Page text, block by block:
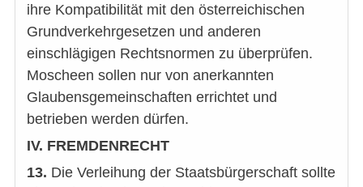
ihre Kompatibilität mit den österreichischen
Grundverkehrgesetzen und anderen
einschlägigen Rechtsnormen zu überprüfen.
Moscheen sollen nur von anerkannten
Glaubensgemeinschaften errichtet und
betrieben werden dürfen.
IV. FREMDENRECHT
13. Die Verleihung der Staatsbürgerschaft sollte